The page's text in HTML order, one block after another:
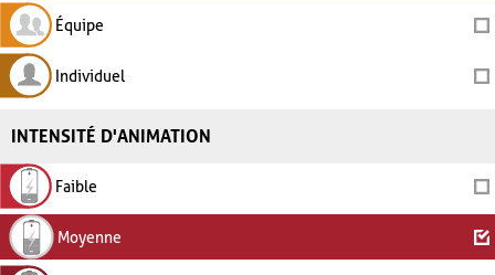
Équipe
Individuel
INTENSITÉ D'ANIMATION
Faible
Moyenne